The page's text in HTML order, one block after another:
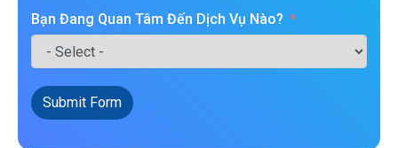
Bạn Đang Quan Tâm Đến Dịch Vụ Nào?
Submit Form